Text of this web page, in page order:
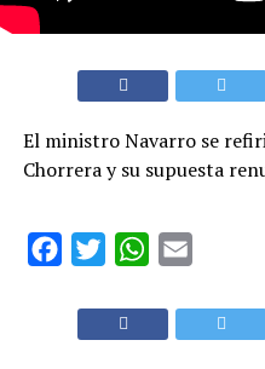
El ministro Navarro se
Chorrera y su supuesta
Facebook
TwitterWhatsApp